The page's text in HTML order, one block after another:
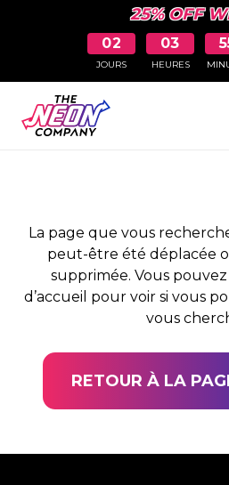
25% OFF
02
JOURS
03
HEURES
PAGE NON
La page que vous
peut-être été déplacée
supprimée. Vous
d’accueil pour voir si vous
vous
RETOUR À LA